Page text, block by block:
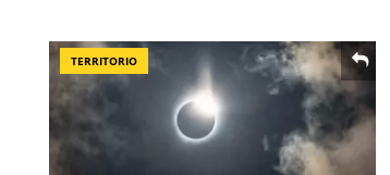
TERRITORIO